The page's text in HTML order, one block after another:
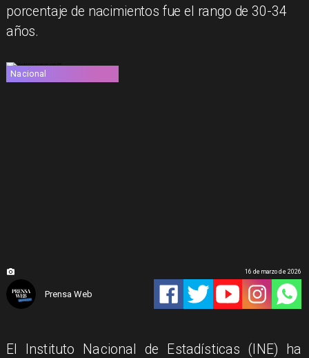
porcentaje de nacimientos fue el rango de 30-34
años.
Nacional
Prensa Web
16 de marzo de 2026
El Instituto Nacional de Estadísticas (INE) ha